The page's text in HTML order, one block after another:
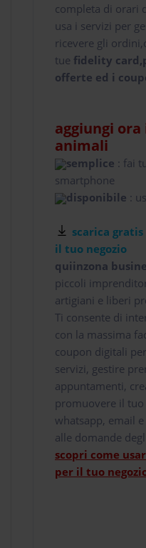
completa di orari
usa i servizi per
ricevere gli
tue fidelity
offerte ed i
aggiungi
animali
semplice : fai
smartphone
disponibile :
scarica
il tuo negozio
quiinzona
piccoli
artigiani e liberi
Ti consente di
con la massima
coupon digitali
servizi, gestire
appuntamenti,
promuovere il
whatsapp, email
alle domande
scopri come
per il tuo